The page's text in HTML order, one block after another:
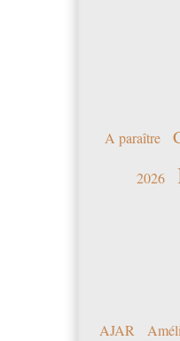
A paraître
2026
AJAR